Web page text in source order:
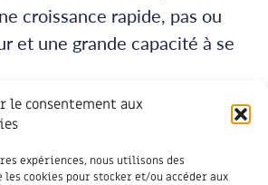
le consentement aux
expériences, nous utilisons des
cookies pour stocker et/ou accéder aux
croissance rapide, pas ou
et une grande capacité à se
efficace pour limiter leur
pas été colonisés.